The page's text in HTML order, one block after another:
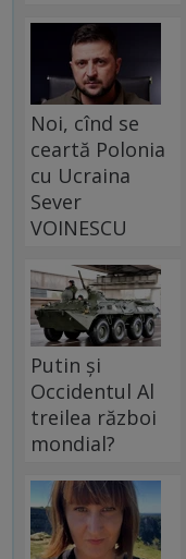
Noi, cînd se
ceartă Polonia
cu Ucraina
Sever
VOINESCU
Putin și
Occidentul Al
treilea război
mondial?